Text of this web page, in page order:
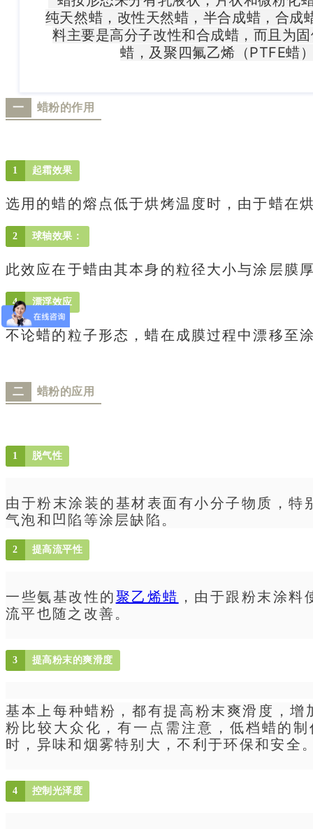
纯天然蜡，改性天然蜡，半合成蜡，合成
料主要是高分子改性和合成蜡，而且为
蜡，及 聚四氟乙烯 （PTFE蜡
一 蜡粉的作用
1 起霜效果
选用的蜡的熔点低于烘烤温度时，由于蜡在
2 球轴效果：
此效应在于蜡由其本身的粒径大小与涂层膜
4 漂浮效应
不论蜡的粒子形态，蜡在成膜过程中漂移至
二 蜡粉的应用
1 脱气性
由于粉末涂装的基材表面有小分子物质，
气泡和凹陷等涂层缺陷。
2 提高流平性
一些氨基改性的聚乙烯蜡 ，由于跟粉末涂料
流平也随之改善。
3 提高粉末的爽滑度
基本上每种蜡粉，都有提高粉末爽滑度，
粉比较大众化，有一点需注意，低档蜡的
时，异味和烟雾特别大，不利于环保和安全
4 控制光泽度